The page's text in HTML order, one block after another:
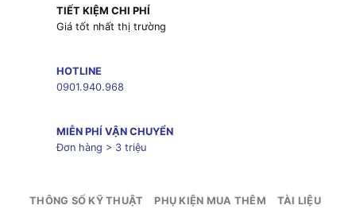
TIẾT KIỆM CHI PHÍ
Giá tốt nhất thị trường
HOTLINE
0901.940.968
MIỄN PHÍ VẬN CHUYỂN
Đơn hàng > 3 triệu
THÔNG SỐ KỸ THUẬT PHỤ KIỆN MUA THÊM TÀI LIỆU